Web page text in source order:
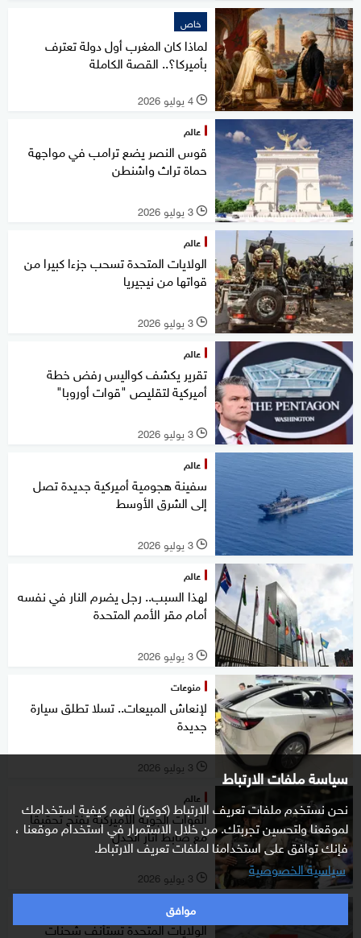
سياسة ملفات الارتباط
نحن نستخدم ملفات تعريف الارتباط (كوكيز) لفهم كيفية استخدامك
لموقعنا ولتحسين تجربتك. من خلال الاستمرار في استخدام موقعنا ،
فإنك توافق على استخدامنا لملفات تعريف الارتباط.
سياسية الخصوصية
موافق
خاص
لماذا كان المغرب أول دولة تعترف
بأميركا؟.. القصة الكاملة
l 4 يوليو 2026
عالم
قوس النصر يضع ترامب في مواجهة
حماة تراث واشنطن
l 3 يوليو 2026
عالم
الولايات المتحدة تسحب جزءا كبيرا من
قواتها من نيجيريا
l 3 يوليو 2026
عالم
تقرير يكشف كواليس رفض خطة
أميركية لتقليص "قوات أوروبا"
l 3 يوليو 2026
عالم
سفينة هجومية أميركية جديدة تصل
إلى الشرق الأوسط
l 3 يوليو 2026
عالم
لهذا السبب.. رجل يضرم النار في نفسه
أمام مقر الأمم المتحدة
l 3 يوليو 2026
منوعات
لإنعاش المبيعات.. تسلا تطلق سيارة
جديدة
l 3 يوليو 2026
عالم
القوات الجوية الأميركية تفتح تحقيقا
مع ضابط أثار الجدل
l 3 يوليو 2026
غرفة الأخبار
الولايات المتحدة تستأنف شحنات